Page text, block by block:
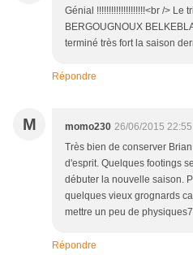
Génial !!!!!!!!!!!!!!!!!!!!<br /> Le
BERGOUGNOUX
terminé très fort la saison
Répondre
M momo230 26/06/2015 22:55
Très bien de conserver
d'esprit. Quelques footings
débuter la nouvelle saison.
quelques vieux grognards
mettre un peu de
Répondre